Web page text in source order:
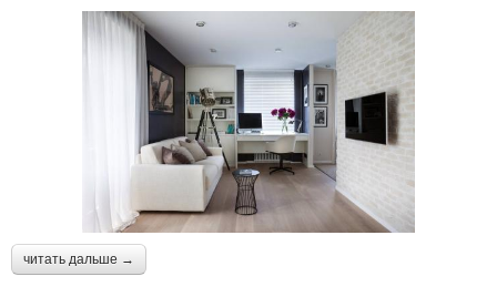
читать дальше →